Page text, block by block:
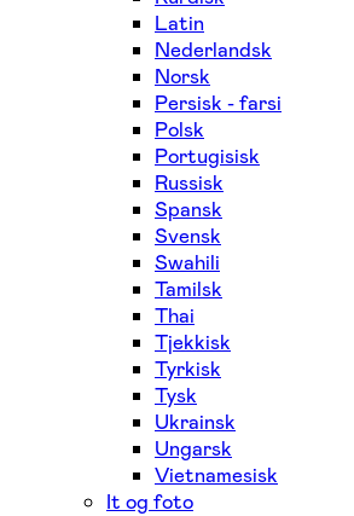
Latin
Nederlandsk
Norsk
Persisk - farsi
Polsk
Portugisisk
Russisk
Spansk
Svensk
Swahili
Tamilsk
Thai
Tjekkisk
Tyrkisk
Tysk
Ukrainsk
Ungarsk
Vietnamesisk
It og foto